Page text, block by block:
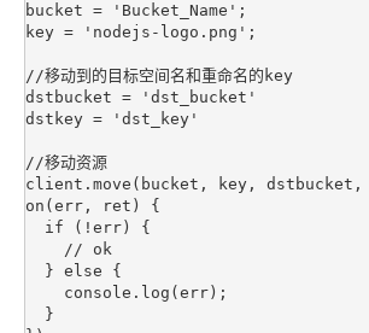
bucket = 'Bucket_Name';
key = 'nodejs-logo.png';
//移动到的目标空间名和重命名的key
dstbucket = 'dst_bucket'
dstkey = 'dst_key'
//移动资源
client.move(bucket, key,
on(err, ret) {